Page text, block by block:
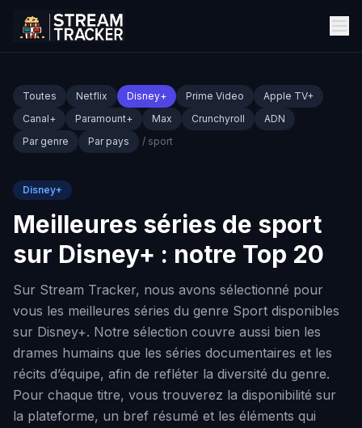
Toutes Netflix Disney+ Prime Video
Apple TV+
Canal+
Paramount+ Max Crunchyroll
ADN
Par genre
Par pays / sport
Disney+
Meilleures séries de sport
sur Disney+ : notre Top 20
Sur Stream Tracker, nous avons sélectionné pour
vous les meilleures séries du genre Sport disponibles
sur Disney+. Notre sélection couvre aussi bien les
drames humains que les séries documentaires et les
récits d’équipe, afin de refléter la diversité du genre.
Pour chaque titre, vous trouverez la disponibilité sur
la plateforme, un bref résumé et les éléments qui